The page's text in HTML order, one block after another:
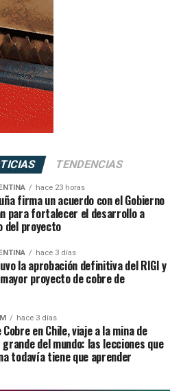
TENDENCIAS
hace 23 horas
firma un acuerdo con el Gobierno
para fortalecer el desarrollo a
del proyecto
hace 3 días
la aprobación definitiva del RIGI y
proyecto de cobre de
hace 3 días
en Chile, viaje a la mina de
del mundo: las lecciones que
todavía tiene que aprender